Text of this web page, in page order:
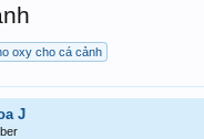
oxy cho cá cảnh
J